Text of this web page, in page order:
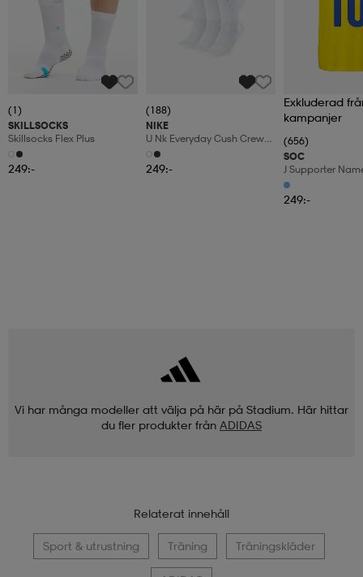
(1)
SKILLSOCKS
Skillsocks Flex Plus
249:-
(188)
NIKE
U Nk Everyday Cush Crew
6pr-Bd
249:-
Exkluderad
kampanjer
(656)
SOC
J Supporter
249:-
Vi har många modeller att välja på här på Stadium. Här hittar
du fler produkter från ADIDAS
Relaterat innehåll
Sport & utrustning Träning Träningskläder